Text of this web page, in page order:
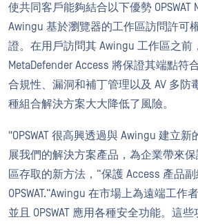
使共同客戶能夠結合以下優勢 OPSWAT
Awingu 基於瀏覽器的工作區訪問許可
證。在用戶訪問其 Awingu 工作區之前，
MetaDefender Access 將保證其端點符
合規性、漏洞和補丁管理以及 AV 多防
種組合解決方案大大降低了風險。
"OPSWAT 很高興透過與 Awingu 建立
展我們的解決方案產品，為企業帶來
區存取的新方法，“保護 Access 產品副
OPSWAT.“Awingu 在市場上為遠端工作
並且 OPSWAT 應用各種安全功能。這